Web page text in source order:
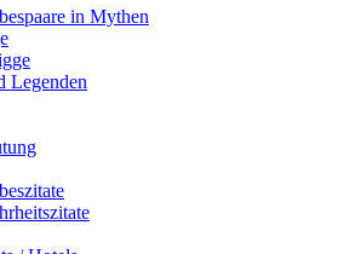
in Mythen
Legenden